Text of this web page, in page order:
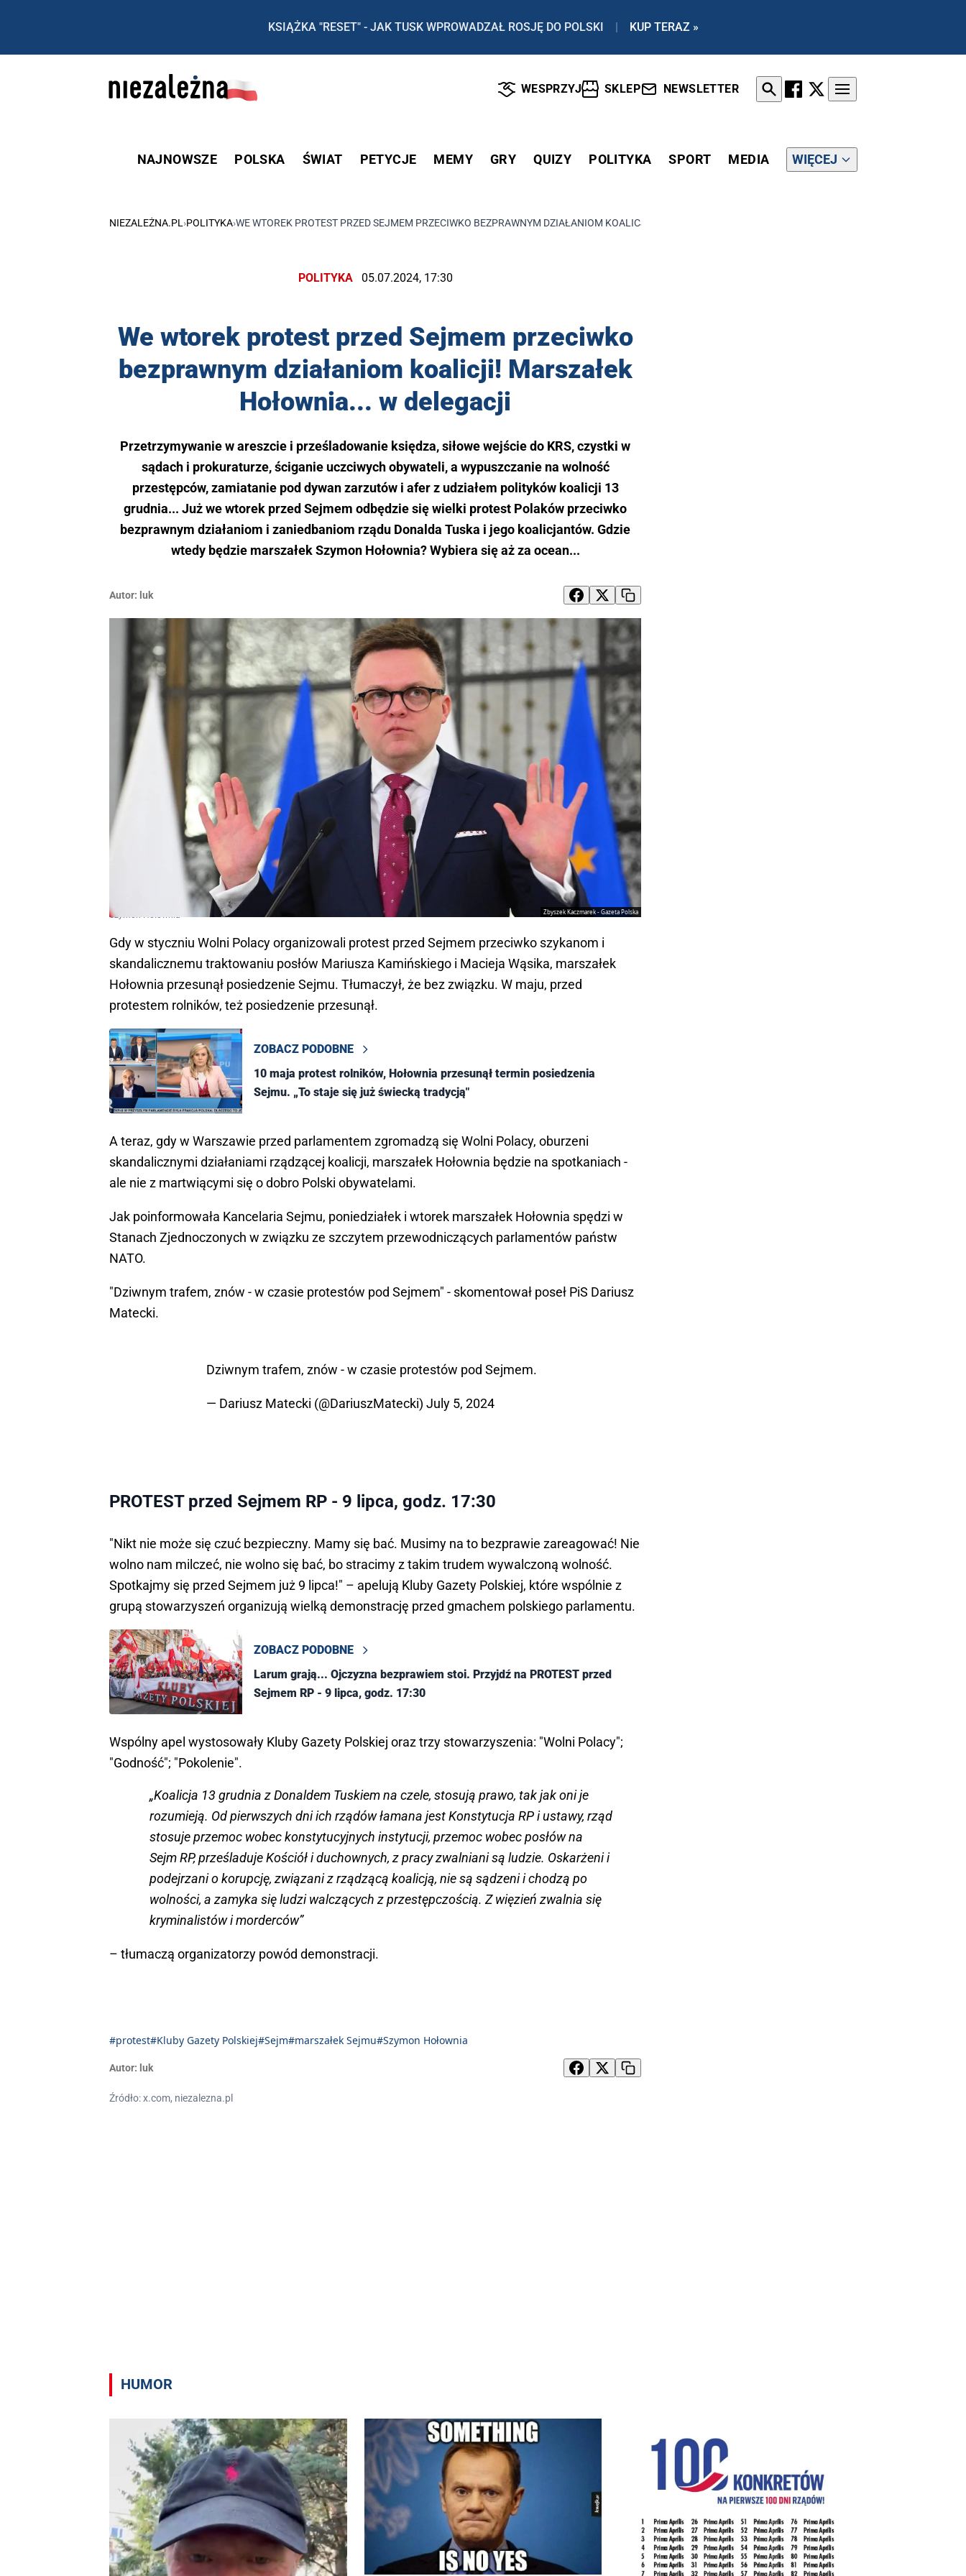
KSIĄŻKA "RESET" - JAK TUSK WPROWADZAŁ ROSJĘ DO POLSKI | KUP TERAZ »
WESPRZYJ SKLEP NEWSLETTER
NAJNOWSZE POLSKA ŚWIAT PETYCJE MEMY GRY QUIZY POLITYKA SPORT MEDIA WIĘCEJ
NIEZALEŻNA.PL ›POLITYKA›WE WTOREK PROTEST PRZED SEJMEM PRZECIWKO BEZPRAWNYM DZIAŁANIOM KOALICJI! MARSZAŁEK HOŁOWNIA... W DELEGACJI
POLITYKA 05.07.2024, 17:30
We wtorek protest przed Sejmem przeciwko
bezprawnym działaniom koalicji! Marszałek
Hołownia... w delegacji
Przetrzymywanie w areszcie i prześladowanie księdza, siłowe wejście do KRS, czystki w
sądach i prokuraturze, ściganie uczciwych obywateli, a wypuszczanie na wolność
przestępców, zamiatanie pod dywan zarzutów i afer z udziałem polityków koalicji 13
grudnia... Już we wtorek przed Sejmem odbędzie się wielki protest Polaków przeciwko
bezprawnym działaniom i zaniedbaniom rządu Donalda Tuska i jego koalicjantów. Gdzie
wtedy będzie marszałek Szymon Hołownia? Wybiera się aż za ocean...
Autor: luk
Zbyszek Kaczmarek - Gazeta Polska
Szymon Hołownia
Gdy w styczniu Wolni Polacy organizowali protest przed Sejmem przeciwko szykanom i
skandalicznemu traktowaniu posłów Mariusza Kamińskiego i Macieja Wąsika, marszałek
Hołownia przesunął posiedzenie Sejmu. Tłumaczył, że bez związku. W maju, przed
protestem rolników, też posiedzenie przesunął.
ZOBACZ PODOBNE
10 maja protest rolników, Hołownia przesunął termin posiedzenia
Sejmu. „To staje się już świecką tradycją"
A teraz, gdy w Warszawie przed parlamentem zgromadzą się Wolni Polacy, oburzeni
skandalicznymi działaniami rządzącej koalicji, marszałek Hołownia będzie na spotkaniach -
ale nie z martwiącymi się o dobro Polski obywatelami.
Jak poinformowała Kancelaria Sejmu, poniedziałek i wtorek marszałek Hołownia spędzi w
Stanach Zjednoczonych w związku ze szczytem przewodniczących parlamentów państw
NATO.
"Dziwnym trafem, znów - w czasie protestów pod Sejmem" - skomentował poseł PiS Dariusz
Matecki.
Dziwnym trafem, znów - w czasie protestów pod Sejmem.
— Dariusz Matecki (@DariuszMatecki) July 5, 2024
PROTEST przed Sejmem RP - 9 lipca, godz. 17:30
"Nikt nie może się czuć bezpieczny. Mamy się bać. Musimy na to bezprawie zareagować! Nie
wolno nam milczeć, nie wolno się bać, bo stracimy z takim trudem wywalczoną wolność.
Spotkajmy się przed Sejmem już 9 lipca!" – apelują Kluby Gazety Polskiej, które wspólnie z
grupą stowarzyszeń organizują wielką demonstrację przed gmachem polskiego parlamentu.
ZOBACZ PODOBNE
Larum grają... Ojczyzna bezprawiem stoi. Przyjdź na PROTEST przed
Sejmem RP - 9 lipca, godz. 17:30
Wspólny apel wystosowały Kluby Gazety Polskiej oraz trzy stowarzyszenia: "Wolni Polacy";
"Godność"; "Pokolenie".
„Koalicja 13 grudnia z Donaldem Tuskiem na czele, stosują prawo, tak jak oni je
rozumieją. Od pierwszych dni ich rządów łamana jest Konstytucja RP i ustawy, rząd
stosuje przemoc wobec konstytucyjnych instytucji, przemoc wobec posłów na
Sejm RP, prześladuje Kościół i duchownych, z pracy zwalniani są ludzie. Oskarżeni i
podejrzani o korupcję, związani z rządzącą koalicją, nie są sądzeni i chodzą po
wolności, a zamyka się ludzi walczących z przestępczością. Z więzień zwalnia się
kryminalistów i morderców”
– tłumaczą organizatorzy powód demonstracji.
#protest#Kluby Gazety Polskiej#Sejm#marszałek Sejmu#Szymon Hołownia
Autor: luk
Źródło: x.com, niezalezna.pl
HUMOR